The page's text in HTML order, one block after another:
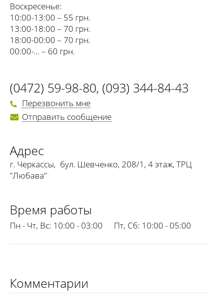
Воскресенье:
10:00-13:00 – 55 грн.
13:00-18:00 – 70 грн.
18:00-00:00 – 70 грн.
00:00-... – 60 грн.
(0472) 59-98-80, (093) 344-84-43
Перезвонить мне
Отправить сообщение
Адрес
г. Черкассы, бул. Шевченко, 208/1, 4 этаж, ТРЦ
"Любава"
Время работы
Пн - Чт, Вс: 10:00 - 03:00 Пт, Сб: 10:00 - 05:00
Комментарии